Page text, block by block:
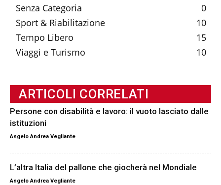
Senza Categoria
0
Sport & Riabilitazione
10
Tempo Libero
15
Viaggi e Turismo
10
ARTICOLI CORRELATI
Persone con disabilità e lavoro: il vuoto lasciato dalle
istituzioni
Angelo Andrea Vegliante
L’altra Italia del pallone che giocherà nel Mondiale
Angelo Andrea Vegliante